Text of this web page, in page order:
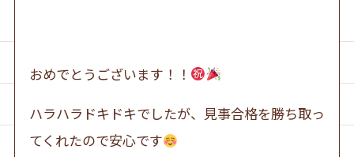
おめでとうございます！！
ハラハラドキドキでしたが、見事合格を勝ち取っ
てくれたので安心です